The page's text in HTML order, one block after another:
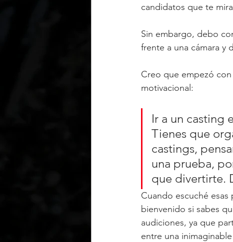
candidatos que te
Sin embargo, debo
frente a una cámara y
Creo que empezó
motivacional:
Ir a un casting
Tienes que
castings,
una prueba,
que divertirte.
Cuando escuché
bienvenido si sabes
audiciones, ya que
entre una